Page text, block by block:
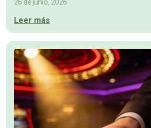
26 de junio, 2026
Leer más